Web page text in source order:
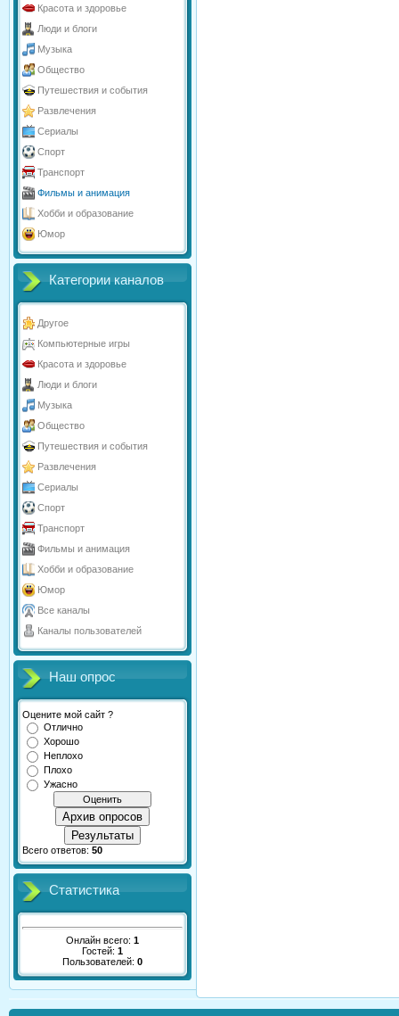
Красота и здоровье
Люди и блоги
Музыка
Общество
Путешествия и события
Развлечения
Сериалы
Спорт
Транспорт
Фильмы и анимация
Хобби и образование
Юмор
Категории каналов
Другое
Компьютерные игры
Красота и здоровье
Люди и блоги
Музыка
Общество
Путешествия и события
Развлечения
Сериалы
Спорт
Транспорт
Фильмы и анимация
Хобби и образование
Юмор
Все каналы
Каналы пользователей
Наш опрос
Оцените мой сайт ?
Отлично
Хорошо
Неплохо
Плохо
Ужасно
Архив опросов
Результаты
Всего ответов: 50
Статистика
Онлайн всего: 1
Гостей: 1
Пользователей: 0